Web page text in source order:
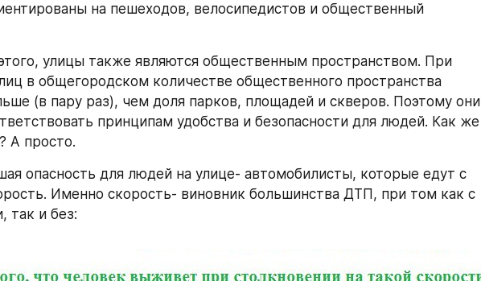
на пешеходов, велосипедистов и общественный
улицы также являются общественным пространством. При
в общегородском количестве общественного пространства
(в пару раз), чем доля парков, площадей и скверов. Поэтому они
принципам удобства и безопасности для людей. Как же
А просто.
опасность для людей на улице- автомобилисты, которые едут с
Именно скорость- виновник большинства ДТП, при том как с
так и без: